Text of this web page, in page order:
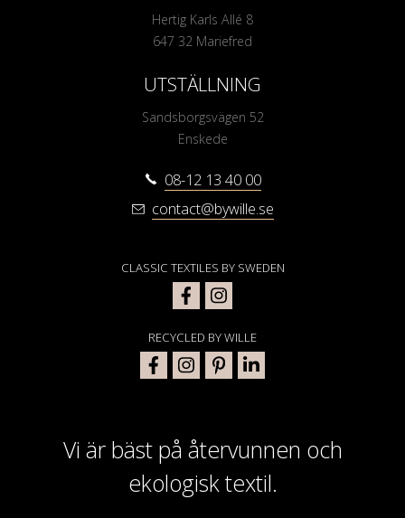
Vi är bäst på återvunnen och
ekologisk textil.
Hertig Karls Allé 8
647 32 Mariefred
UTSTÄLLNING
Sandsborgsvägen 52
Enskede
08-12 13 40 00
contact@bywille.se
CLASSIC TEXTILES BY SWEDEN
RECYCLED BY WILLE